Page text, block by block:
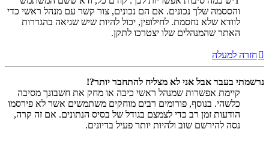
והססמה שלך נכונים. אם הם נכונים, צור קשר עם מנהל ראשי כדי
לוודא שלא נחסמת. לחילופין, יכול להיות שיש שגיאה בהגדרות
האתר שהמנהלים שלו יצטרכו לתקן.
חזרה למעלה
נרשמתי בעבר אבל אני לא מצליח להתחבר יותר?!
קיימת אפשרות שמנהל ראשי כיבה או מחק את חשבונך מסיבה
כלשהי. בנוסף, פורומים רבים מוחקים משתמשים אשר לא פירסמו
הודעות זמן רב כדי לצמצם בגודל של בסיס הנתונים. אם זה קרה,
נסה להירשם שוב ולהיות יותר פעיל בדיונים.